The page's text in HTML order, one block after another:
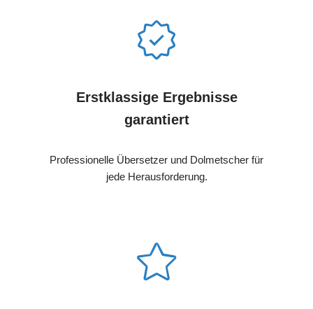
Erstklassige Ergebnisse
garantiert
Professionelle Übersetzer und Dolmetscher für
jede Herausforderung.